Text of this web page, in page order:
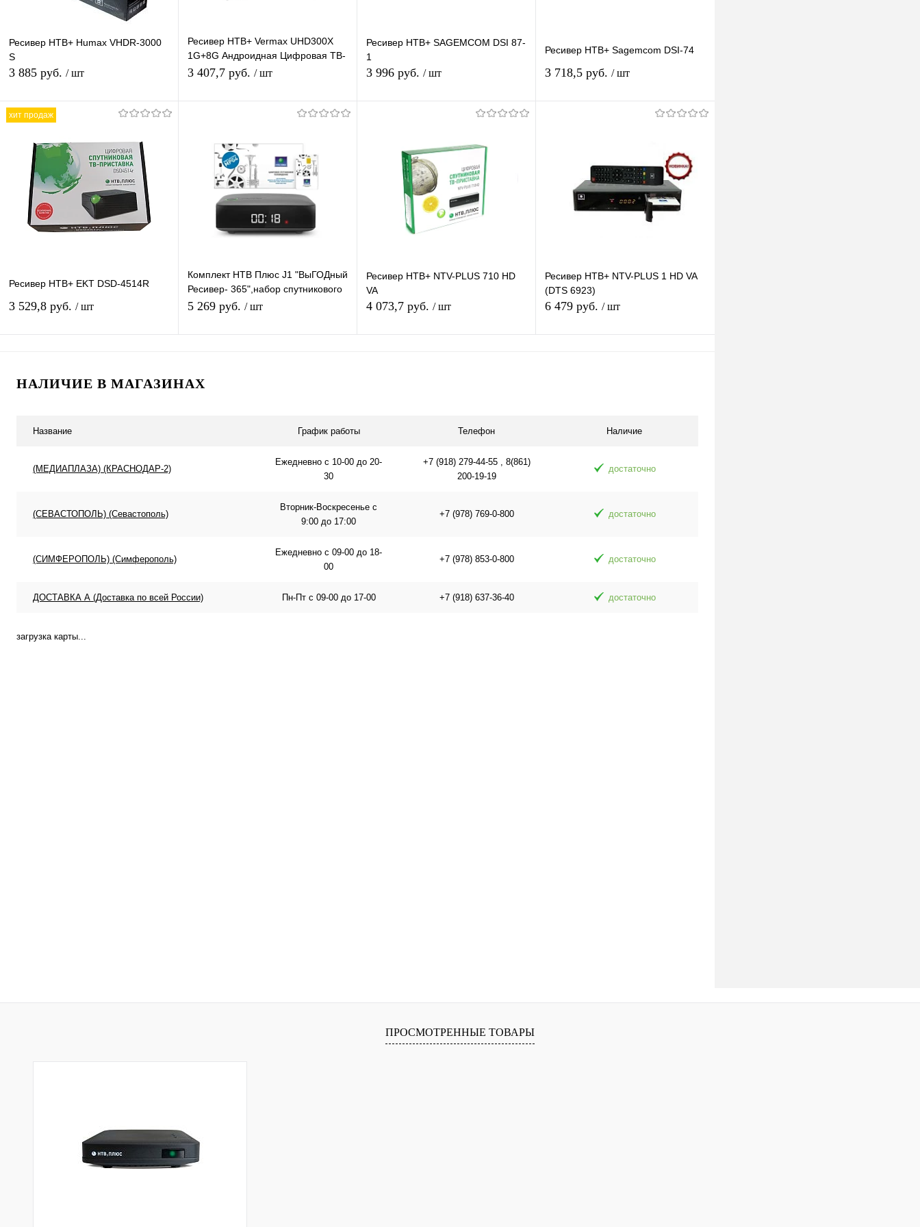
Ресивер НТВ+ Humax VHDR-3000
S
3 885 руб. / шт
Купить в 1 клик К сравнению
В избранное В наличии
Ресивер НТВ+ Vermax UHD300X
1G+8G Андроидная Цифровая ТВ-
приставка 4К IPTV Smart TV
3 407,7 руб. / шт
Купить в 1 клик К сравнению
В избранное В наличии
Ресивер НТВ+ SAGEMCOM DSI 87-
1
3 996 руб. / шт
Купить в 1 клик К сравнению
В избранное В наличии
Ресивер НТВ+ Sagemсоm DSI-74
3 718,5 руб. / шт
К сравнению
В избранное Недоступно
хит продаж
Ресивер НТВ+ EKT DSD-4514R
3 529,8 руб. / шт
Комплект НТВ Плюс J1 "ВыГОДный
Ресивер- 365",набор спутникового
тв для просмотра каналов 1 год
5 269 руб. / шт
Ресивер НТВ+ NTV-PLUS 710 HD
VA
4 073,7 руб. / шт
Ресивер НТВ+ NTV-PLUS 1 HD VA
(DTS 6923)
6 479 руб. / шт
НАЛИЧИЕ В МАГАЗИНАХ
Название График работы Телефон Наличие
(МЕДИАПЛАЗА) (КРАСНОДАР-2)
Ежедневно с 10-00 до 20-
30
+7 (918) 279-44-55 , 8(861)
200-19-19
достаточно
(СЕВАСТОПОЛЬ) (Севастополь)
Вторник-Воскресенье с
9:00 до 17:00
+7 (978) 769-0-800 достаточно
(СИМФЕРОПОЛЬ) (Симферополь)
Ежедневно с 09-00 до 18-
00
+7 (978) 853-0-800 достаточно
ДОСТАВКА А (Доставка по всей России) Пн-Пт с 09-00 до 17-00 +7 (918) 637-36-40 достаточно
загрузка карты...
ПРОСМОТРЕННЫЕ ТОВАРЫ